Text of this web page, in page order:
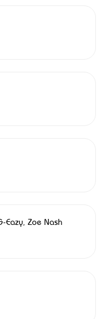
Eazy, Zoe Nash